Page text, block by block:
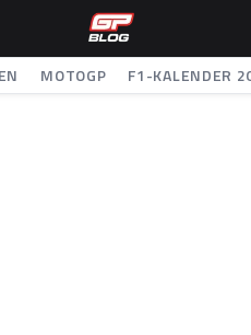
MOTOGP F1-KALENDER